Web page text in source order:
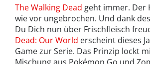
The Walking Dead geht immer. Der
wie vor ungebrochen. Und dank
Du Dich nun über Frischfleisch
Dead: Our World erscheint dieses
Game zur Serie. Das Prinzip lockt